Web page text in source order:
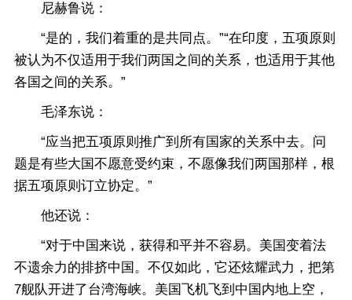
尼赫鲁说：
“是的，我们着重的是共同点。”“在印度，五项原则
被认为不仅适用于我们两国之间的关系，也适用于其他
各国之间的关系。”
毛泽东说：
“应当把五项原则推广到所有国家的关系中去。问
题是有些大国不愿意受约束，不愿像我们两国那样，根
据五项原则订立协定。”
他还说：
“对于中国来说，获得和平并不容易。美国变着法
不遗余力的排挤中国。不仅如此，它还炫耀武力，把第
7舰队开进了台湾海峡。美国飞机飞到中国内地上空，